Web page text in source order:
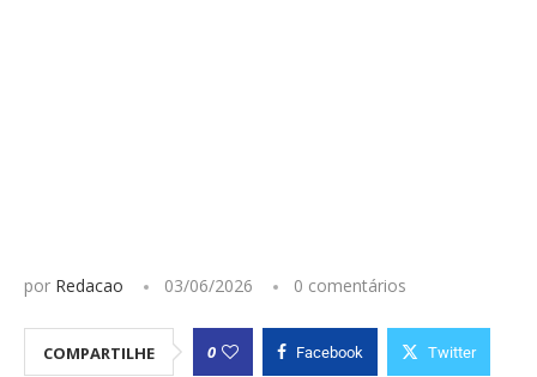
por Redacao 03/06/2026 0 comentários
COMPARTILHE 0 Facebook Twitter